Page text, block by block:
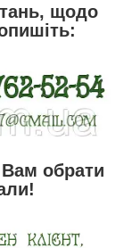
щодо
обрати